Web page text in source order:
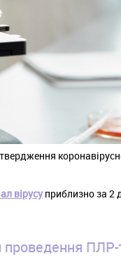
вірусуприблизно за 2
проведення ПЛР-